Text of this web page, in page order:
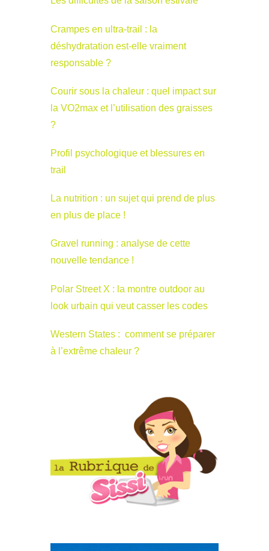
Crampes en ultra-trail : la
déshydratation est-elle vraiment
responsable ?
Courir sous la chaleur : quel impact sur
la VO2max et l’utilisation des graisses
?
Profil psychologique et blessures en
trail
La nutrition : un sujet qui prend de plus
en plus de place !
Gravel running : analyse de cette
nouvelle tendance !
Polar Street X : la montre outdoor au
look urbain qui veut casser les codes
Western States : comment se préparer
à l’extrême chaleur ?